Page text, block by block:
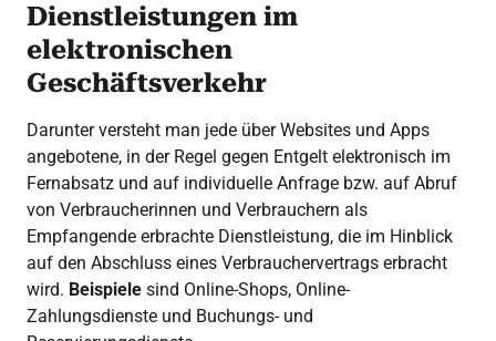
Dienstleistungen im
elektronischen
Geschäftsverkehr
Darunter versteht man jede über Websites und Apps
angebotene, in der Regel gegen Entgelt elektronisch im
Fernabsatz und auf individuelle Anfrage bzw. auf Abruf
von Verbraucherinnen und Verbrauchern als
Empfangende erbrachte Dienstleistung, die im Hinblick
auf den Abschluss eines Verbrauchervertrags erbracht
wird. Beispiele sind Online-Shops, Online-
Zahlungsdienste und Buchungs- und